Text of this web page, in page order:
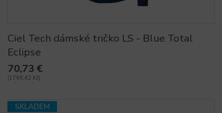
Ciel Tech dámské tričko LS - Blue Total
Eclipse
70,73 €
(1746,42 Kč)
SKLADEM